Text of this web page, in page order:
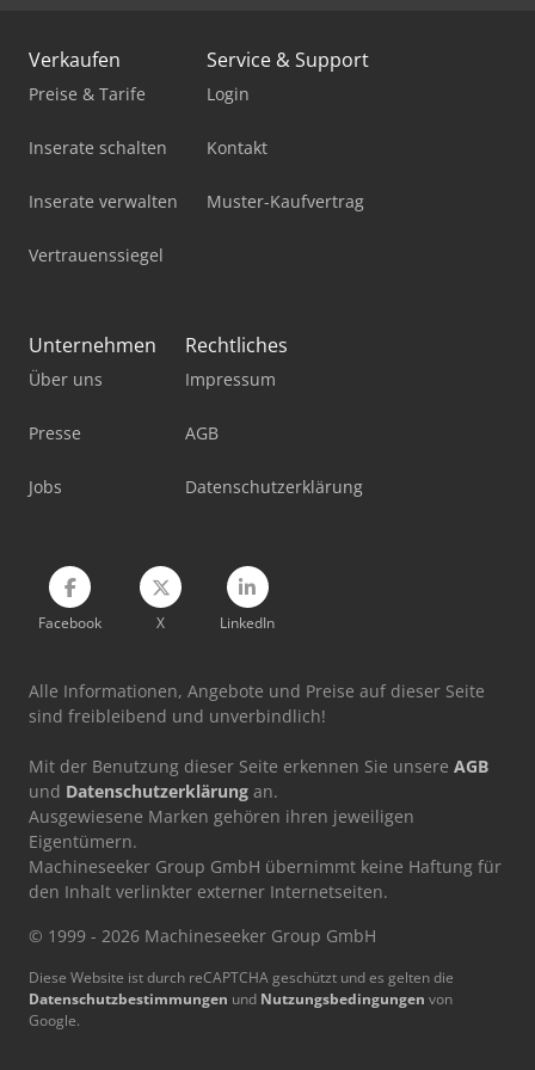
Linde Gabelstapler
Mercdes 1113
Mobiles Sägewerk
Stromaggregat 200 Kva
Stromerzeuger Diesel
Werkstatt-Auflösung
Werkstattpresse 100 T
Verkaufen
Preise & Tarife
Inserate schalten
Inserate verwalten
Vertrauenssiegel
Service & Support
Login
Kontakt
Muster-Kaufvertrag
Unternehmen
Über uns
Presse
Jobs
Rechtliches
Impressum
AGB
Datenschutzerklärung
Facebook X LinkedIn
Alle Informationen, Angebote und Preise auf dieser Seite
sind freibleibend und unverbindlich!
Mit der Benutzung dieser Seite erkennen Sie unsere AGB
und Datenschutzerklärung an.
Ausgewiesene Marken gehören ihren jeweiligen
Eigentümern.
Machineseeker Group GmbH übernimmt keine Haftung für
den Inhalt verlinkter externer Internetseiten.
© 1999 - 2026 Machineseeker Group GmbH
Diese Website ist durch reCAPTCHA geschützt und es gelten die
Datenschutzbestimmungen und Nutzungsbedingungen von
Google.